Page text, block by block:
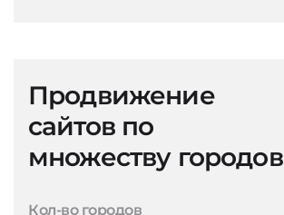
Продвижение
сайтов по
множеству городов
Кол-во городов